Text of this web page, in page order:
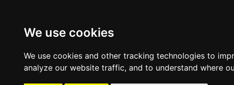
We use cookies
We use cookies and other tracking technologies to
analyze our website traffic, and to understand where